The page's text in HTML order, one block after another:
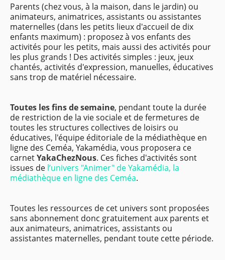
Parents (chez vous, à la maison, dans le jardin) ou
animateurs, animatrices, assistants ou assistantes
maternelles (dans les petits lieux d'accueil de dix
enfants maximum) : proposez à vos enfants des
activités pour les petits, mais aussi des activités pour
les plus grands ! Des activités simples : jeux, jeux
chantés, activités d'expression, manuelles, éducatives
sans trop de matériel nécessaire.
Toutes les fins de semaine, pendant toute la durée
de restriction de la vie sociale et de fermetures de
toutes les structures collectives de loisirs ou
éducatives, l'équipe éditoriale de la médiathèque en
ligne des Ceméa, Yakamédia, vous proposera ce
carnetYakaChezNous. Ces fiches d'activités sont
issues de l’univers "Animer" de Yakamédia, la
médiathèque en ligne des Ceméa.
Toutes les ressources de cet univers sont proposées
sans abonnement donc gratuitement aux parents et
aux animateurs, animatrices, assistants ou
assistantes maternelles, pendant toute cette période.